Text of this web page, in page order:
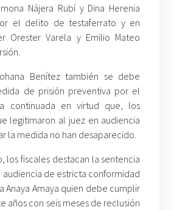
Nájera Rubí y Dina Herenia
el delito de testaferrato y en
Orester Varela y Emilio Mateo
Benítez también se debe
de prisión preventiva por el
continuada en virtud que, los
legitimaron al juez en audiencia
la medida no han desaparecido.
los fiscales destacan la sentencia
de estricta conformidad
Anaya Amaya quien debe cumplir
años con seis meses de reclusión